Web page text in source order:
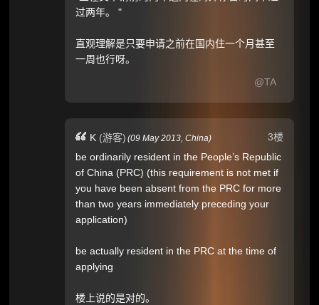
过两年。 "
直观理解是只要申请之前在国内住一个月甚至
一周也行呀。
@TA
3楼
K (游客) (09 May 2013,China)
be ordinarily resident in the People’s Republic
of China (PRC) (this requirement is not met if
you have been absent from the PRC for more
than two years immediately preceding your
application)
be actually resident in the PRC at the time of
applying
楼上说的是对的。